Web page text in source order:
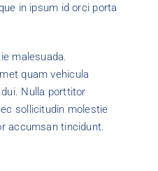
in ipsum id orci porta
malesuada.
quam vehicula
Nulla porttitor
sollicitudin molestie
accumsan tincidunt.